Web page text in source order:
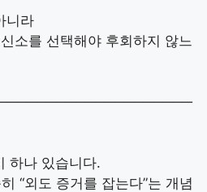
니라
소를 선택해야 후회하지 않느
하나 있습니다.
“외도 증거를 잡는다”는 개념